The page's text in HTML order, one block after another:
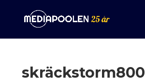
skräckstorm800